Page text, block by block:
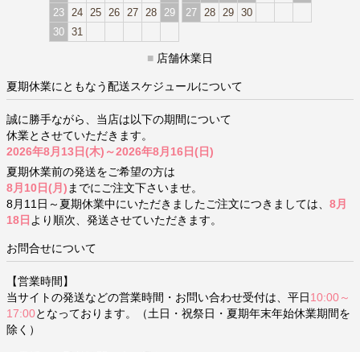
23 24 25 26 27 28
29
30 31
27 28 29 30
■ 店舗休業日
夏期休業にともなう配送スケジュールについて
誠に勝手ながら、当店は以下の期間について
休業とさせていただきます。
2026年8月13日(木)～2026年8月16日(日)
夏期休業前の発送をご希望の方は
8月10日(月) までにご注文下さいませ。
8月11日～夏期休業中にいただきましたご注文につきましては、 8月
18日 より順次、発送させていただきます。
お問合せについて
【営業時間】
当サイトの発送などの営業時間・お問い合わせ受付は、平日 10:00～
17:00となっております。（土日・祝祭日・夏期年末年始休業期間を
除く）